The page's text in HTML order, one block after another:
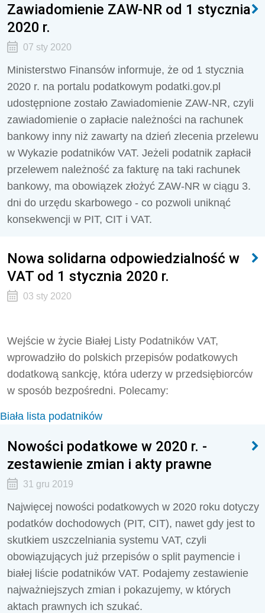
Zawiadomienie ZAW-NR od 1 stycznia
2020 r.
07 sty 2020
Ministerstwo Finansów informuje, że od 1 stycznia
2020 r. na portalu podatkowym podatki.gov.pl
udostępnione zostało Zawiadomienie ZAW-NR, czyli
zawiadomienie o zapłacie należności na rachunek
bankowy inny niż zawarty na dzień zlecenia przelewu
w Wykazie podatników VAT. Jeżeli podatnik zapłacił
przelewem należność za fakturę na taki rachunek
bankowy, ma obowiązek złożyć ZAW-NR w ciągu 3.
dni do urzędu skarbowego - co pozwoli uniknąć
konsekwencji w PIT, CIT i VAT.
Nowa solidarna odpowiedzialność w
VAT od 1 stycznia 2020 r.
03 sty 2020
Wejście w życie Białej Listy Podatników VAT,
wprowadziło do polskich przepisów podatkowych
dodatkową sankcję, która uderzy w przedsiębiorców
w sposób bezpośredni. Polecamy:
Biała lista podatników
Nowości podatkowe w 2020 r. -
zestawienie zmian i akty prawne
31 gru 2019
Najwięcej nowości podatkowych w 2020 roku dotyczy
podatków dochodowych (PIT, CIT), nawet gdy jest to
skutkiem uszczelniania systemu VAT, czyli
obowiązujących już przepisów o split paymencie i
białej liście podatników VAT. Podajemy zestawienie
najważniejszych zmian i pokazujemy, w których
aktach prawnych ich szukać.